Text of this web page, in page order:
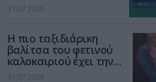
επιχειρήσεων στον
χώρο της άμυνας
31.07.2026
Η πιο ταξιδιάρικη
βαλίτσα του φετινού
καλοκαιριού έχει την
υπογραφή της Xiaomi
31.07.2026